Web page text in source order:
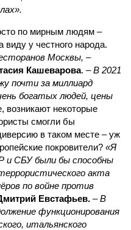
по мирным людям –
у честного народа.
Москвы, –
Кашеварова. –В 2021
почти за миллиард
богатых людей, цены
возникают некоторые
смогли бы
в таком месте – уж
покровители? «Я
и СБУ были бы способны
акта
по войне против
Евстафьев. –В
функционирования
итальянского